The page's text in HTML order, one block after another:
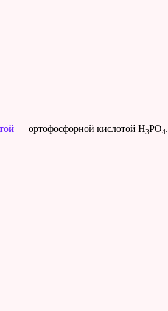
— ортофосфорной кислотой H3PO4.